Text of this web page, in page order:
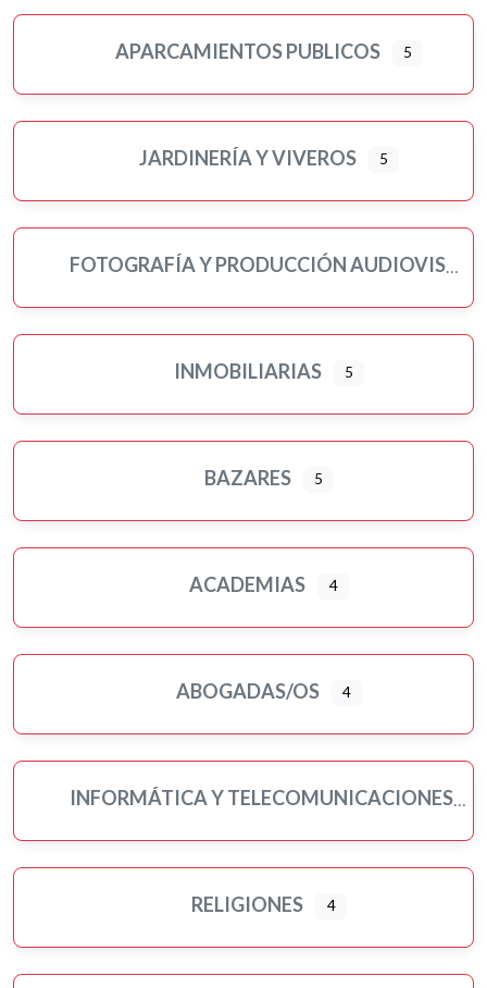
APARCAMIENTOS PUBLICOS 5
JARDINERÍA Y VIVEROS 5
FOTOGRAFÍA Y PRODUCCIÓN AUDIOVISUAL
INMOBILIARIAS 5
BAZARES 5
ACADEMIAS 4
ABOGADAS/OS 4
INFORMÁTICA Y TELECOMUNICACIONES
RELIGIONES 4